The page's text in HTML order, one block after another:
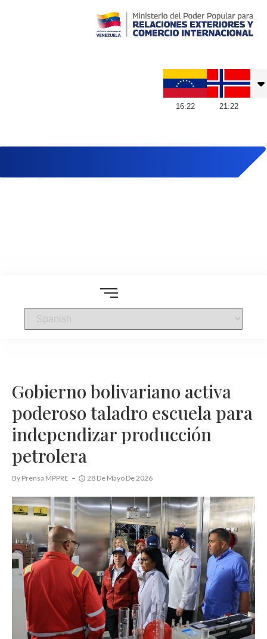
16:22 21 :22
Gobierno bolivariano activa
poderoso taladro escuela para
independizar producción
petrolera
By Prensa MPPRE 28 De Mayo De 2026